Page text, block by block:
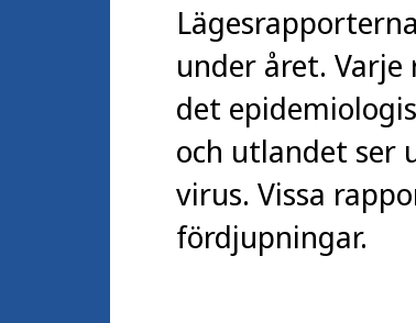
under året.
det
och utlandet ser
virus. Vissa
fördjupningar.